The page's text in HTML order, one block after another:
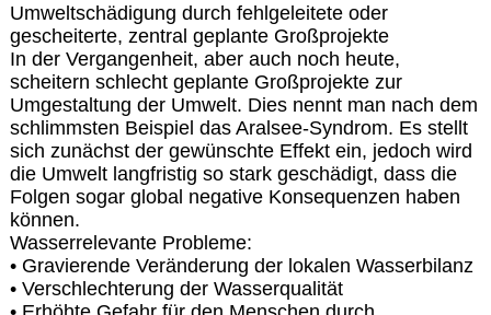
Umweltschädigung durch fehlgeleitete oder
gescheiterte, zentral geplante Großprojekte
In der Vergangenheit, aber auch noch heute,
scheitern schlecht geplante Großprojekte zur
Umgestaltung der Umwelt. Dies nennt man nach dem
schlimmsten Beispiel das Aralsee-Syndrom. Es stellt
sich zunächst der gewünschte Effekt ein, jedoch wird
die Umwelt langfristig so stark geschädigt, dass die
Folgen sogar global negative Konsequenzen haben
können.
Wasserrelevante Probleme:
• Gravierende Veränderung der lokalen Wasserbilanz
• Verschlechterung der Wasserqualität